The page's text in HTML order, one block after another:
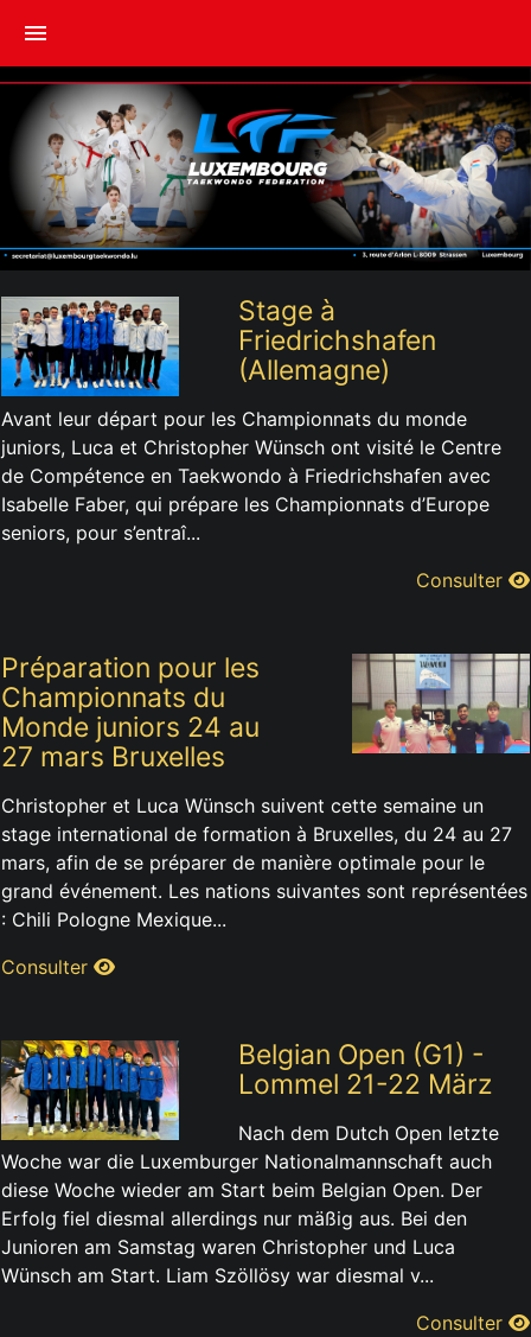
menu
Stage à
Friedrichshafen
(Allemagne)
Avant leur départ pour les Championnats du monde
juniors, Luca et Christopher Wünsch ont visité le Centre
de Compétence en Taekwondo à Friedrichshafen avec
Isabelle Faber, qui prépare les Championnats d’Europe
seniors, pour s’entraî...
Consulter
Préparation pour les
Championnats du
Monde juniors 24 au
27 mars Bruxelles
Christopher et Luca Wünsch suivent cette semaine un
stage international de formation à Bruxelles, du 24 au 27
mars, afin de se préparer de manière optimale pour le
grand événement. Les nations suivantes sont représentées
: Chili Pologne Mexique...
Consulter
Belgian Open (G1) -
Lommel 21-22 März
Nach dem Dutch Open letzte
Woche war die Luxemburger Nationalmannschaft auch
diese Woche wieder am Start beim Belgian Open. Der
Erfolg fiel diesmal allerdings nur mäßig aus. Bei den
Junioren am Samstag waren Christopher und Luca
Wünsch am Start. Liam Szöllösy war diesmal v...
Consulter